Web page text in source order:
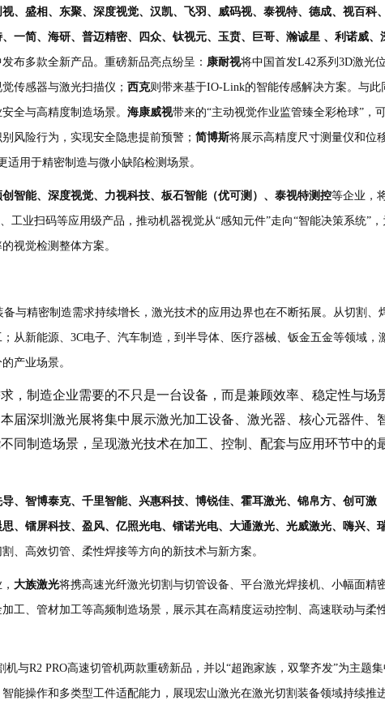
、盛相、东聚、深度视觉、汉凯、飞羽、威码视、泰视特、德成、视百科、
一简、海研、普迈精密、四众、钛视元、玉贲、巨哥、瀚诚星 、利诺威、
布多款全新产品。重磅新品亮点纷呈： 康耐视将中国首发L42系列 3D激光
传感器与激光扫描仪； 西克则带来基于IO-Link的智能传感解决方案。与此
全与高精度制造场景。 海康威视带来的“主动视觉作业监管臻全彩枪球” ，
风险行为，实现安全隐患提前预警； 简博斯将展示高精度尺寸测量仪和位
适用于精密制造与微小缺陷检测场景。
智能、深度视觉、力视科技、板石智能（优可测）、泰视特测控等企业，
工业扫码等应用级产品，推动机器视觉从“感知元件”走向“智能决策系统”
视觉检测整体方案。
备与精密制造需求持续增长，激光技术的应用边界也在不断拓展。从切割、
从新能源、 3C电子、汽车制造，到半导体、医疗器械、钣金五金等领域，
产业场景。
，制造企业需要的不只是一台设备，而是兼顾效率、稳定性与场
届深圳激光展将集中展示激光加工设备、激光器、核心元器件、
同制造场景，呈现激光技术在加工、控制、配套与应用环节中的
、智博泰克、千里智能、兴惠科技、博锐佳、霍耳激光、锦帛方、创可激
、镭屏科技、盈风、亿照光电、镭诺光电、大通激光、光威激光、嗨兴、
、高效切管、柔性焊接等方向的新技术与新方案。
大族激光将携高速光纤激光切割与切管设备、平台激光焊接机、小幅面精
工、管材加工等高频制造场景，展示其在高精度运动控制、高速联动与柔
机与R2 PRO高速切管机两款重磅新品，并以“超跑家族，双擎齐发”为主题集
能操作和多类型工件适配能力，展现宏山激光在激光切割装备领域持续推